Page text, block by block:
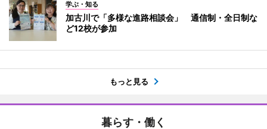
学ぶ・知る
加古川で「多様な進路相談会」 通信制・全日制な
ど12校が参加
もっと見る
暮らす・働く